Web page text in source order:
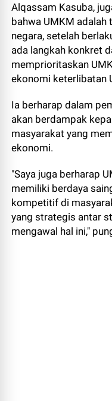
Alqassam Kasuba,
bahwa UMKM adalah
negara, setelah
ada langkah konkret
memprioritaskan
ekonomi keterlibatan
Ia berharap dalam
akan berdampak
masyarakat yang
ekonomi.
"Saya juga berharap
memiliki berdaya
kompetitif di
yang strategis antar
mengawal hal ini,"